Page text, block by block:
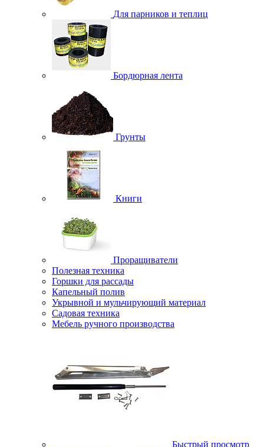
Для парников и теплиц
Бордюрная лента
Грунты
Книги
Проращиватели
Полезная техника
Горшки для рассады
Капельный полив
Укрывной и мульчирующий материал
Садовая техника
Мебель ручного производства
Быстрый просмотр